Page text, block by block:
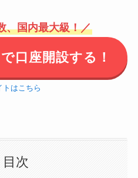
、国内最大級！／
口座開設する！
トはこちら
目次